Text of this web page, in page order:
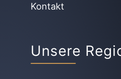
Unsere
Kontakt